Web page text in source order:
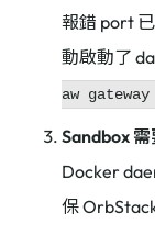
報錯 port
動啟動了
aw
Sandbox
Docker
保